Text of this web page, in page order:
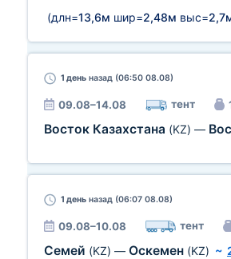
(длн=13,6м шир=2,48м выс=
1 день назад (06:50 08.08)
09.08–14.08 тент
Восток Казахстана (KZ) —
1 день назад (06:07 08.08)
09.08–10.08 тент
Семей (KZ) — Оскемен (KZ) ~